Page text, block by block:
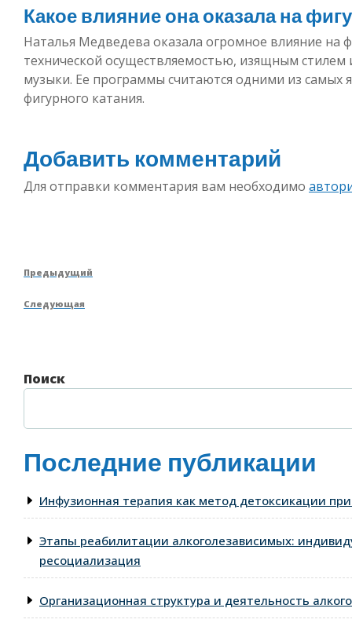
Какое влияние она оказала на
Наталья Медведева оказала огромное влияние на
технической осуществляемостью, изящным
музыки. Ее программы считаются одними из самых
фигурного катания.
Добавить комментарий
Для отправки комментария вам необходимо
Навигация
по
записям
Предыдущая
Предыдущий
Следующая
Следующая
Поиск
Последние публикации
Инфузионная терапия как метод детоксикации
Этапы реабилитации алкоголезависимых:
ресоциализация
Организационная структура и деятельность